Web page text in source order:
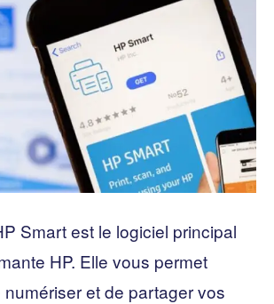
Smart est le logiciel principal
HP. Elle vous permet
numériser et de partager vos